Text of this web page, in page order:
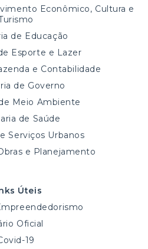
Econômico, Cultura e
de Educação
Esporte e Lazer
e Contabilidade
de Governo
Meio Ambiente
de Saúde
Serviços Urbanos
e Planejamento
Úteis
Oficial
19